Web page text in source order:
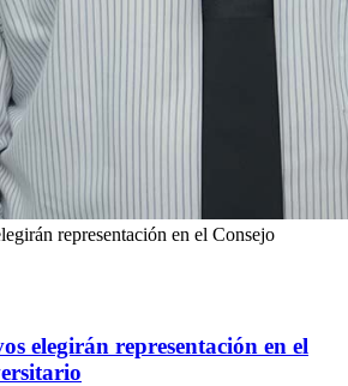
representación en el Consejo
elegirán representación en el